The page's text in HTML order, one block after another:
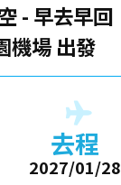
早去早回
機場 出發
去程
2027/01/28